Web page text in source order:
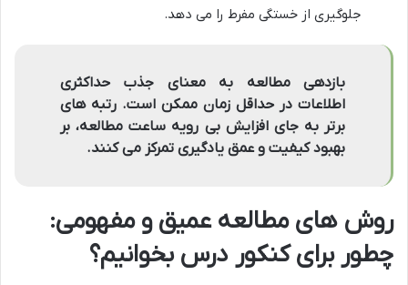
جلوگیری از خستگی مفرط را می دهد.
بازدهی مطالعه به معنای جذب حداکثری
اطلاعات در حداقل زمان ممکن است. رتبه های
برتر به جای افزایش بی رویه ساعت مطالعه، بر
بهبود کیفیت و عمق یادگیری تمرکز می کنند.
روش های مطالعه عمیق و مفهومی:
چطور برای کنکور درس بخوانیم؟